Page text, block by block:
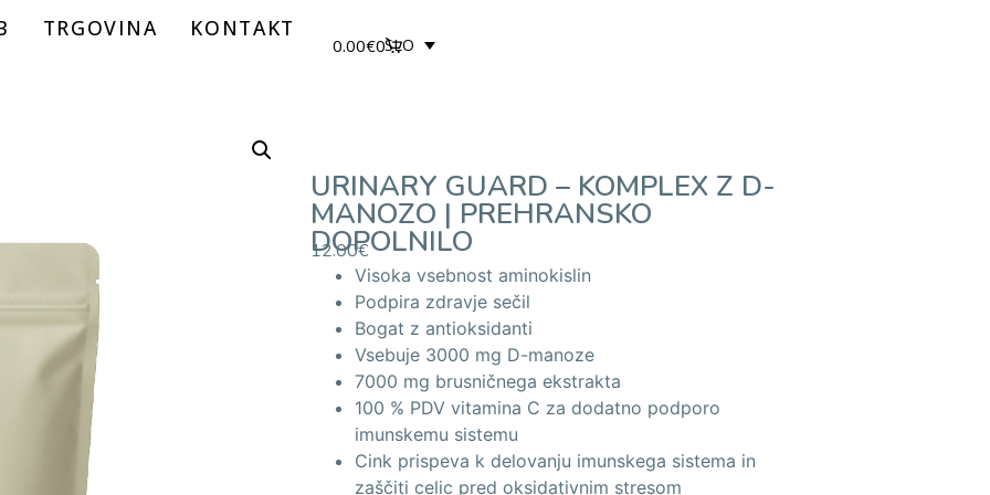
TRGOVINA KONTAKT
0.00€0SLO
URINARY GUARD – KOMPLEX Z D-
MANOZO | PREHRANSKO
DOPOLNILO
12.00€
Visoka vsebnost aminokislin
Podpira zdravje sečil
Bogat z antioksidanti
Vsebuje 3000 mg D-manoze
7000 mg brusničnega ekstrakta
100 % PDV vitamina C za dodatno podporo
imunskemu sistemu
Cink prispeva k delovanju imunskega sistema in
zaščiti celic pred oksidativnim stresom